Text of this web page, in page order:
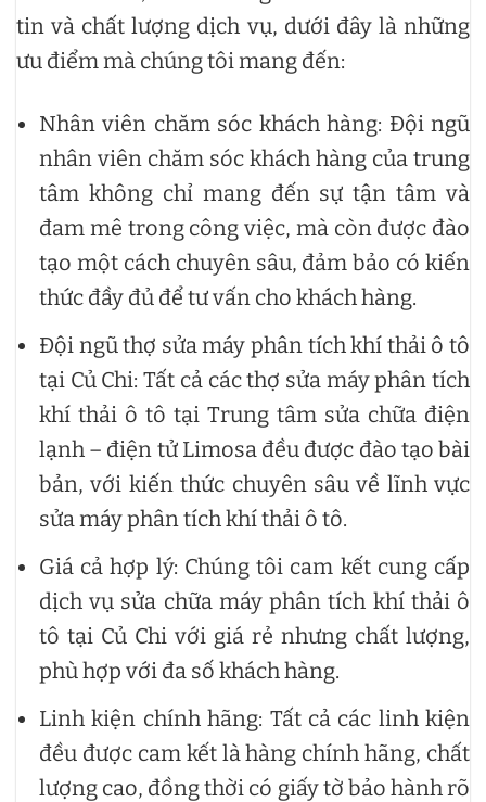
tin và chất lượng dịch vụ, dưới đây là những
ưu điểm mà chúng tôi mang đến:
Nhân viên chăm sóc khách hàng: Đội ngũ
nhân viên chăm sóc khách hàng của trung
tâm không chỉ mang đến sự tận tâm và
đam mê trong công việc, mà còn được đào
tạo một cách chuyên sâu, đảm bảo có kiến
thức đầy đủ để tư vấn cho khách hàng.
Đội ngũ thợ sửa máy phân tích khí thải ô tô
tại Củ Chi: Tất cả các thợ sửa máy phân tích
khí thải ô tô tại Trung tâm sửa chữa điện
lạnh – điện tử Limosa đều được đào tạo bài
bản, với kiến thức chuyên sâu về lĩnh vực
sửa máy phân tích khí thải ô tô.
Giá cả hợp lý: Chúng tôi cam kết cung cấp
dịch vụ sửa chữa máy phân tích khí thải ô
tô tại Củ Chi với giá rẻ nhưng chất lượng,
phù hợp với đa số khách hàng.
Linh kiện chính hãng: Tất cả các linh kiện
đều được cam kết là hàng chính hãng, chất
lượng cao, đồng thời có giấy tờ bảo hành rõ